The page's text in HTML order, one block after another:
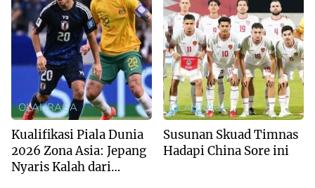
OLAHRAGA
Kualifikasi Piala Dunia
2026 Zona Asia: Jepang
Nyaris Kalah dari
OLAHRAGA
Susunan Skuad Timnas
Hadapi China Sore ini